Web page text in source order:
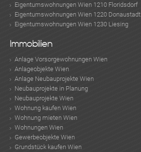
Eigentumswohnungen Wien 1210 Floridsdorf
Eigentumswohnungen Wien 1220 Donaustadt
Eigentumswohnungen Wien 1230 Liesing
Immobilien
Anlage Vorsorgewohnungen Wien
Anlageobjekte Wien
Anlage Neubauprojekte Wien
Neubauprojekte in Planung
Neubauprojekte Wien
Wohnung kaufen Wien
Wohnung mieten Wien
Wohnungen Wien
Gewerbeobjekte Wien
Grundstück kaufen Wien